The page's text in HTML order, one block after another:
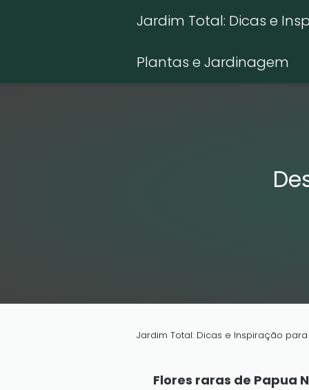
Jardim Total: Dicas e
Plantas e Jardinagem
Jardim Total: Dicas e Inspiração
Flores raras de Papua